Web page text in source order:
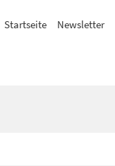
Startseite Newsletter